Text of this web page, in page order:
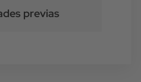
previas